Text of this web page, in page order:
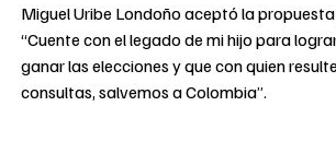
Miguel Uribe Londoño aceptó la
“Cuente con el legado de mi hijo para
ganar las elecciones y que con quien
consultas, salvemos a Colombia”.